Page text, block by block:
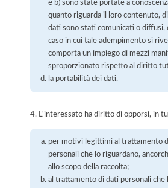
e b) sono state portate a
quanto riguarda il loro contenuto,
dati sono stati comunicati o diffusi,
caso in cui tale adempimento si
comporta un impiego di mezzi
sproporzionato rispetto al diritto
la portabilità dei dati.
4. L'interessato ha diritto di opporsi, in
per motivi legittimi al trattamento
personali che lo riguardano,
allo scopo della raccolta;
al trattamento di dati personali che